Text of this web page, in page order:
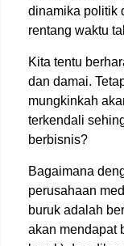
dinamika politik
rentang waktu
Kita tentu
dan damai.
mungkinkah
terkendali
berbisnis?
Bagaimana
perusahaan
buruk adalah
akan mendapat